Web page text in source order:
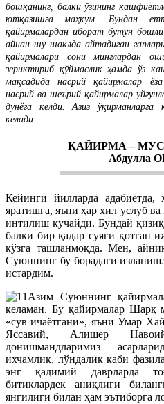
бошқанинг, балки ўзининг
ютқазишга маҳкум. Бундан
қайирмалардан иборат бутун
айнан шу шаклда айтадиган
қайирмалари сони минглардан
зериктириб қўймаслик ҳамда ўз
мақсадида насрий қайирмалар
насрий ва шеърий қайирмалар
дунёга келди. Азиз ўқирманларга
келади.
ҚАЙИРМА –
Абдулла
Кейинги йилларда адабиётда,
яратишга, яъни ҳар хил услуб
интилиш кучайди. Бундай
балки бир қадар суяги қотган
кўзга ташланмоқда. Мен,
Суюннинг бу борадаги
истардим.
Азим Суюннинг
келаман. Бу қайирмалар Шарқ
«сув ичаётгани», яъни Умар
Яссавий, Алишер
донишмандларимиз
ихчамлик, лўндалик каби
энг қадимий даврларда
битиклардек аниқлиги
янгилиги билан ҳам эътиборга